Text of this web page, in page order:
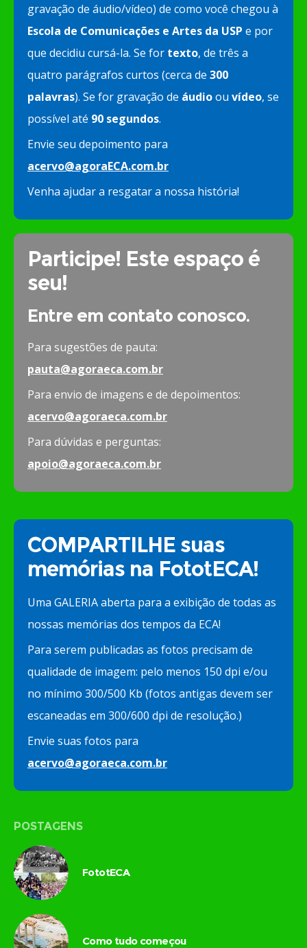
gravação de áudio/vídeo) de como você chegou à
Escola de Comunicações e Artes da USP e por
que decidiu cursá-la. Se for texto, de três a
quatro parágrafos curtos (cerca de 300
palavras). Se for gravação de áudioou vídeo, se
possível até 90 segundos.
Envie seu depoimento para
acervo@agoraECA.com.br
Venha ajudar a resgatar a nossa história!
Participe! Este espaço é
seu!
Entre em contato conosco.
Para sugestões de pauta:
pauta@agoraeca.com.br
Para envio de imagens e de depoimentos:
acervo@agoraeca.com.br
Para dúvidas e perguntas:
apoio@agoraeca.com.br
COMPARTILHE suas
memórias na FototECA!
Uma GALERIA aberta para a exibição de todas as
nossas memórias dos tempos da ECA!
Para serem publicadas as fotos precisam de
qualidade de imagem: pelo menos 150 dpi e/ou
no mínimo 300/500 Kb (fotos antigas devem ser
escaneadas em 300/600 dpi de resolução.)
Envie suas fotos para
acervo@agoraeca.com.br
POSTAGENS
FototECA
Como tudo começou